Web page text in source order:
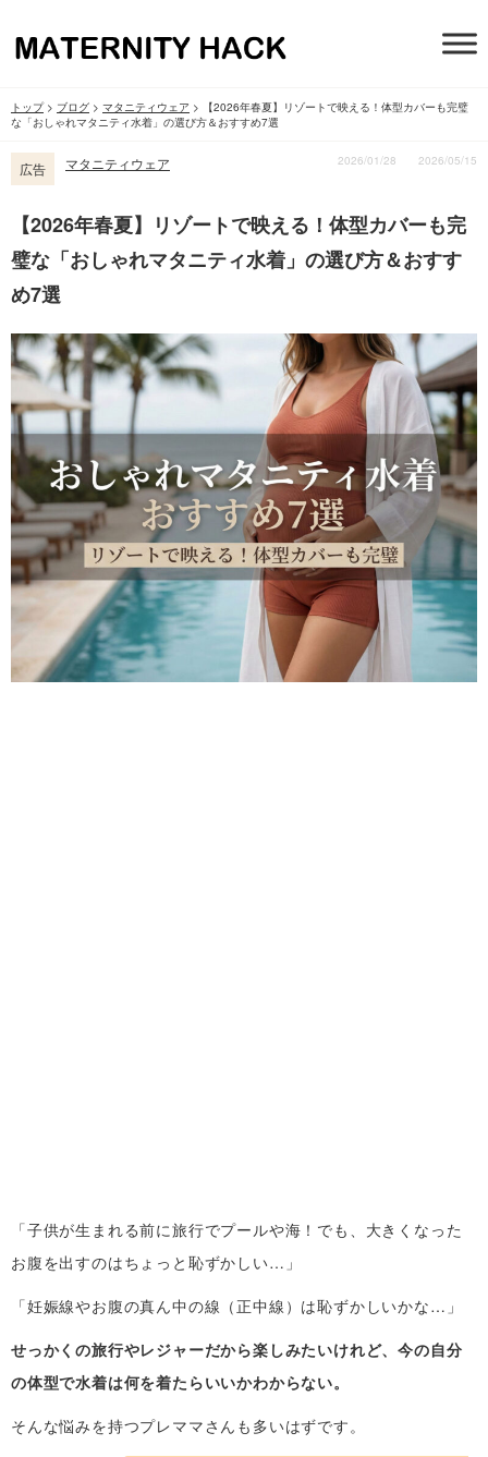
トップ> ブログ > マタニティウェア >
【2026年春夏】リゾートで映える！体型カバーも完璧
な「おしゃれマタニティ水着」の選び方＆おすすめ7選
広告 マタニティウェア 2026/01/28 2026/05/15
【2026年春夏】リゾートで映える！体型カバーも完
璧な「おしゃれマタニティ水着」の選び方＆おすす
め7選
「子供が生まれる前に旅行でプールや海！でも、大きくなった
お腹を出すのはちょっと恥ずかしい…」
「妊娠線やお腹の真ん中の線（正中線）は恥ずかしいかな…」
せっかくの旅行やレジャーだから楽しみたいけれど、今の自分
の体型で水着は何を着たらいいかわからない。
そんな悩みを持つプレママさんも多いはずです。